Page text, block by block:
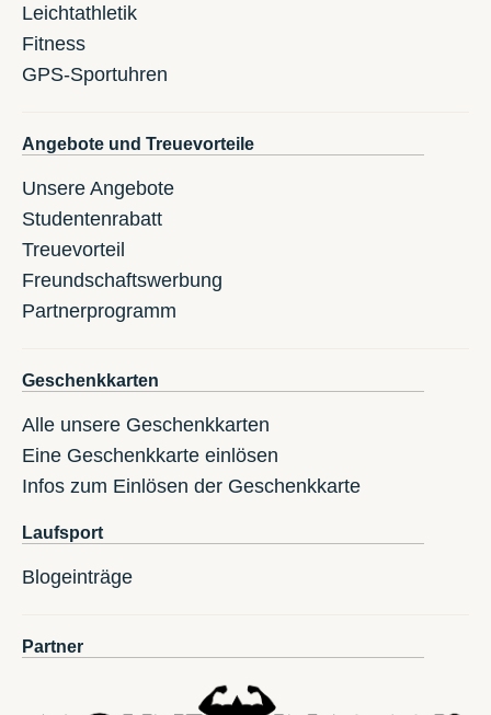
Leichtathletik
Fitness
GPS-Sportuhren
Angebote und Treuevorteile
Unsere Angebote
Studentenrabatt
Treuevorteil
Freundschaftswerbung
Partnerprogramm
Geschenkkarten
Alle unsere Geschenkkarten
Eine Geschenkkarte einlösen
Infos zum Einlösen der Geschenkkarte
Laufsport
Blogeinträge
Partner